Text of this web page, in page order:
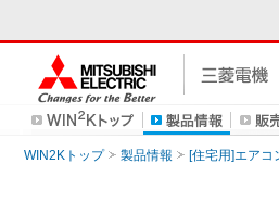
WIN2Kトップ 製品情報 [住宅用]エアコ